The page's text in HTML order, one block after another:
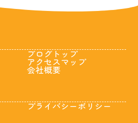
ブログトップ
アクセスマップ
会社概要
プライバシーポリシー